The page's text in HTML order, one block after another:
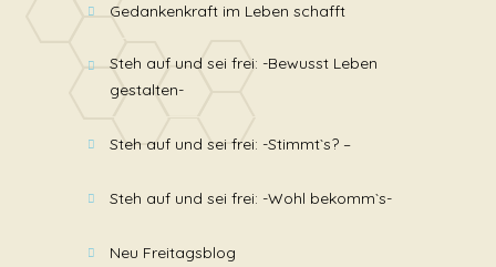
Gedankenkraft im Leben schafft
Steh auf und sei frei: -Bewusst Leben
gestalten-
Steh auf und sei frei: -Stimmt`s? –
Steh auf und sei frei: -Wohl bekomm`s-
Neu Freitagsblog